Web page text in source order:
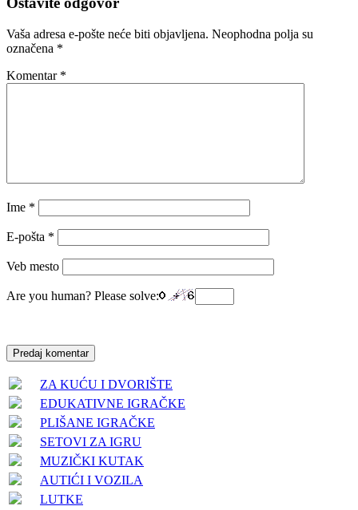
Vaša adresa e-pošte neće biti objavljena. Neophodna polja su
označena *
Komentar *
Ime *
E-pošta *
Veb mesto
Are you human? Please solve:
ZA KUĆU I DVORIŠTE
EDUKATIVNE IGRAČKE
PLIŠANE IGRAČKE
SETOVI ZA IGRU
MUZIČKI KUTAK
AUTIĆI I VOZILA
LUTKE